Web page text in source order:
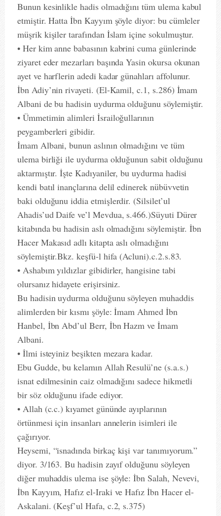
Bunun kesinlikle hadis olmadığını tüm ulema kabul
etmiştir. Hatta İbn Kayyım şöyle diyor: bu cümleler
müşrik kişiler tarafından İslam içine sokulmuştur.
• Her kim anne babasının kabrini cuma günlerinde
ziyaret eder mezarları başında Yasin okursa okunan
ayet ve harflerin adedi kadar günahları affolunur.
İbn Adiy’nin rivayeti. (El-Kamil, c.1, s.286) İmam
Albani de bu hadisin uydurma olduğunu söylemiştir.
• Ümmetimin alimleri İsrailoğullarının
peygamberleri gibidir.
İmam Albani, bunun aslının olmadığını ve tüm
ulema birliği ile uydurma olduğunun sabit olduğunu
aktarmıştır. İşte Kadıyaniler, bu uydurma hadisi
kendi batıl inançlarına delil edinerek nübüvvetin
baki olduğunu iddia etmişlerdir. (Silsilet’ul
Ahadis’ud Daife ve’l Mevdua, s.466.)Süyuti Dürer
kitabında bu hadisin aslı olmadığını söylemiştir. İbn
Hacer Makasıd adlı kitapta aslı olmadığını
söylemiştir.Bkz. keşfü-l hifa (Acluni).c.2.s.83.
• Ashabım yıldızlar gibidirler, hangisine tabi
olursanız hidayete erişirsiniz.
Bu hadisin uydurma olduğunu söyleyen muhaddis
alimlerden bir kısmı şöyle: İmam Ahmed İbn
Hanbel, İbn Abd’ul Berr, İbn Hazm ve İmam
Albani.
• İlmi isteyiniz beşikten mezara kadar.
Ebu Gudde, bu kelamın Allah Resulü’ne (s.a.s.)
isnat edilmesinin caiz olmadığını sadece hikmetli
bir söz olduğunu ifade ediyor.
• Allah (c.c.) kıyamet gününde ayıplarının
örtünmesi için insanları annelerin isimleri ile
çağırıyor.
Heysemi, “isnadında birkaç kişi var tanımıyorum.”
diyor. 3/163. Bu hadisin zayıf olduğunu söyleyen
diğer muhaddis ulema ise şöyle: İbn Salah, Nevevi,
İbn Kayyım, Hafız el-Iraki ve Hafız İbn Hacer el-
Askalani. (Keşf’ul Hafa, c.2, s.375)